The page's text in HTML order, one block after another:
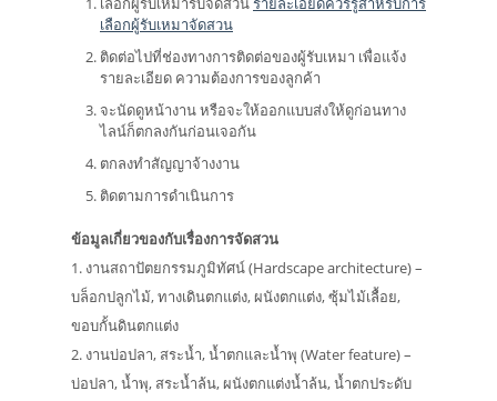
เลือกผู้รับเหมาจัดสวน
ติดต่อไปที่ช่องทางการติดต่อของผู้รับเหมา เพื่อแจ้ง
รายละเอียด ความต้องการของลูกค้า
จะนัดดูหน้างาน หรือจะให้ออกแบบส่งให้ดูก่อนทาง
ไลน์ก็ตกลงกันก่อนเจอกัน
ตกลงทำสัญญาจ้างงาน
ติดตามการดำเนินการ
ข้อมูลเกี่ยวของกับเรื่องการจัดสวน
1. งานสถาปัตยกรรมภูมิทัศน์ (Hardscape architecture) –
บล็อกปลูกไม้, ทางเดินตกแต่ง, ผนังตกแต่ง, ซุ้มไม้เลื้อย,
ขอบกั้นดินตกแต่ง
2. งานบ่อปลา, สระน้ำ, น้ำตกและน้ำพุ (Water feature) –
บ่อปลา, น้ำพุ, สระน้ำล้น, ผนังตกแต่งน้ำล้น, น้ำตกประดับ